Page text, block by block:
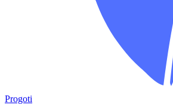
Progoti